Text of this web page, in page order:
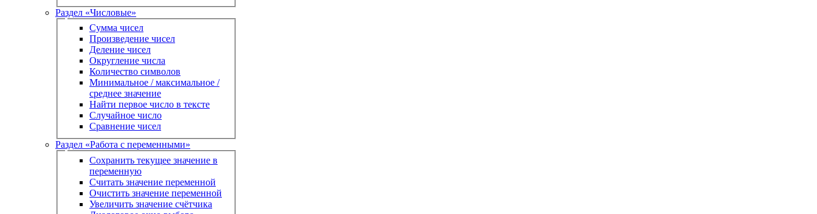
Раздел «Числовые»
Сумма чисел
Произведение чисел
Деление чисел
Округление числа
Количество символов
Минимальное / максимальное /
среднее значение
Найти первое число в тексте
Случайное число
Сравнение чисел
Раздел «Работа с переменными»
Сохранить текущее значение в
переменную
Считать значение переменной
Очистить значение переменной
Увеличить значение счётчика